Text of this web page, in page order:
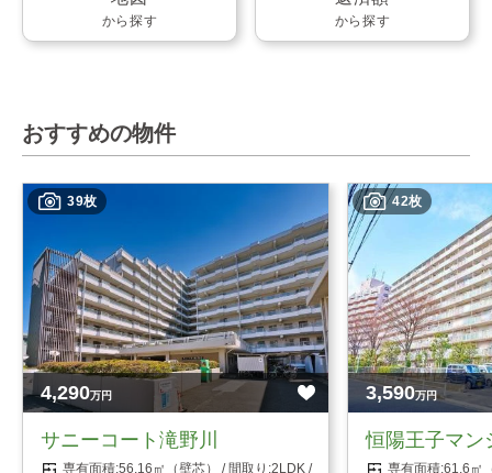
から探す から探す
おすすめの物件
39枚
4,290万円
サニーコート滝野川
56.16㎡（壁芯）
2LDK
42枚
3,590万円
恒陽王子マン
61.6㎡